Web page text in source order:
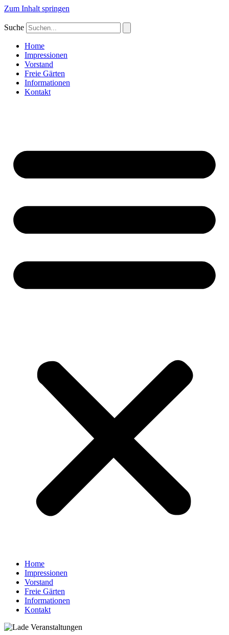
Zum Inhalt springen
Suche
Home
Impressionen
Vorstand
Freie Gärten
Informationen
Kontakt
Home
Impressionen
Vorstand
Freie Gärten
Informationen
Kontakt